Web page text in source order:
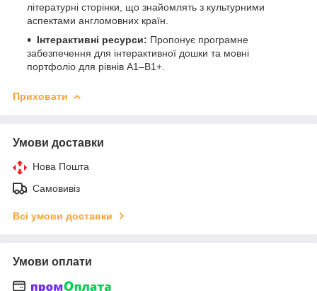
літературні сторінки, що знайомлять з культурними
аспектами англомовних країн.
Інтерактивні ресурси: Пропонує програмне
забезпечення для інтерактивної дошки та мовні
портфоліо для рівнів A1–B1+.
Приховати
Умови доставки
Нова Пошта
Самовивіз
Всі умови доставки
Умови оплати